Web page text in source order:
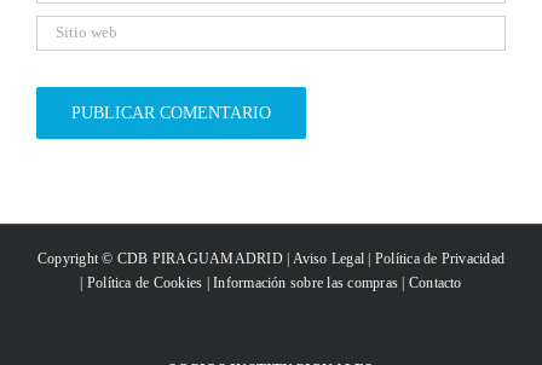
Copyright © CDB PIRAGUAMADRID | Aviso Legal | Política de Privacidad
| Política de Cookies |Información sobre las compras | Contacto